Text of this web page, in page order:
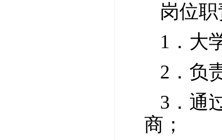
岗位
1．大
2．负
3．通
商；